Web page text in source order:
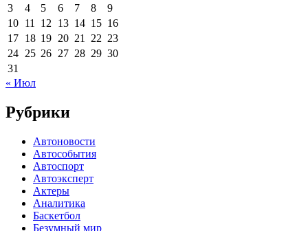
3
4 5 6 7 8
9
10 11 12 13 14 15 16
17 18 19 20 21 22 23
24 25 26 27 28 29 30
31
« Июл
Рубрики
Автоновости
Автособытия
Автоспорт
Автоэксперт
Актеры
Аналитика
Баскетбол
Безумный мир